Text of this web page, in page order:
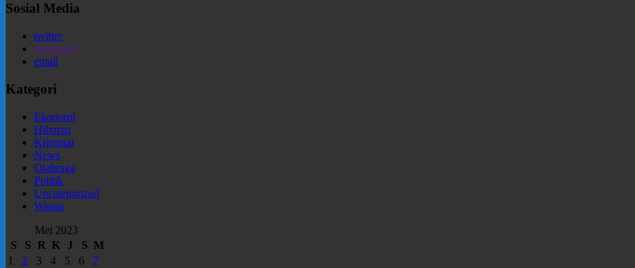
Sosial Media
twitter
instagram
email
Kategori
Ekonomi
Hiburan
Kriminal
News
Olahraga
Politik
Uncategorized
Wisata
Mei 2023
S
S R K J S M
1
2 3 4 5 6 7